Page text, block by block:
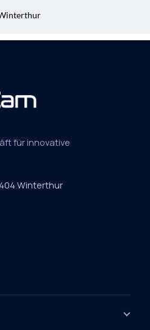
für innovative
Winterthur